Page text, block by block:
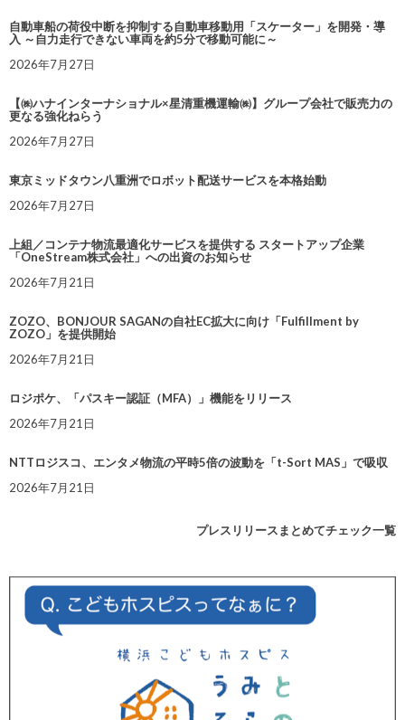
自動車船の荷役中断を抑制する自動車移動用「スケーター」を開発・導
入 ～自力走行できない車両を約5分で移動可能に～
2026年7月27日
【㈱ハナインターナショナル×星清重機運輸㈱】グループ会社で販売力の
更なる強化ねらう
2026年7月27日
東京ミッドタウン八重洲でロボット配送サービスを本格始動
2026年7月27日
上組／コンテナ物流最適化サービスを提供する スタートアップ企業
「OneStream株式会社」への出資のお知らせ
2026年7月21日
ZOZO、BONJOUR SAGANの自社EC拡大に向け「Fulfillment by
ZOZO」を提供開始
2026年7月21日
ロジポケ、「パスキー認証（MFA）」機能をリリース
2026年7月21日
NTTロジスコ、エンタメ物流の平時5倍の波動を「t-Sort MAS」で吸収
2026年7月21日
プレスリリースまとめてチェック一覧